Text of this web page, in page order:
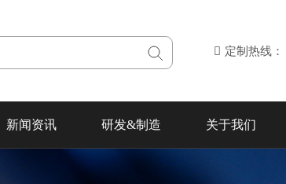
定制热线：
新闻资讯 研发&制造 关于我们